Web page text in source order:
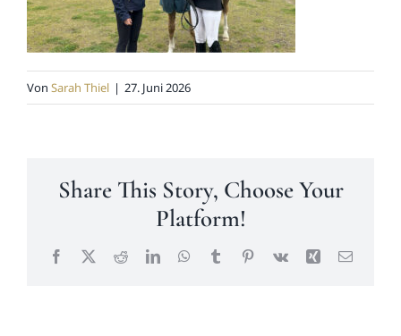
News
Kontakt
Von Sarah Thiel | 27. Juni 2026
Share This Story, Choose Your
Platform!
Facebook
X RedditLinkedInWhatsApp
TumblrPinterest
Vk Xing E-